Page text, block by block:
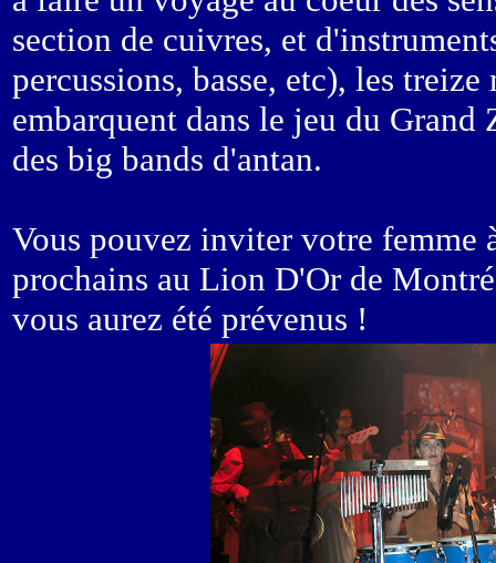
section de cuivres, et
percussions, basse, etc), les
embarquent dans le jeu du Grand
des big bands d'antan.
Vous pouvez inviter votre femme
prochains au Lion D'Or de
vous aurez été prévenus !